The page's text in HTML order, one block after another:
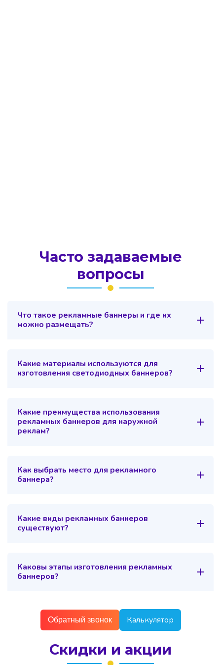
Часто задаваемые
вопросы
Что такое рекламные баннеры и где их
можно размещать?
Какие материалы используются для
изготовления светодиодных баннеров?
Какие преимущества использования
рекламных баннеров для наружной
реклам?
Как выбрать место для рекламного
баннера?
Какие виды рекламных баннеров
существуют?
Каковы этапы изготовления рекламных
баннеров?
Обратный звонок Калькулятор
Скидки и акции